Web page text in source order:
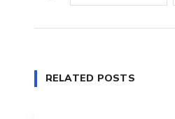
RELATED POSTS